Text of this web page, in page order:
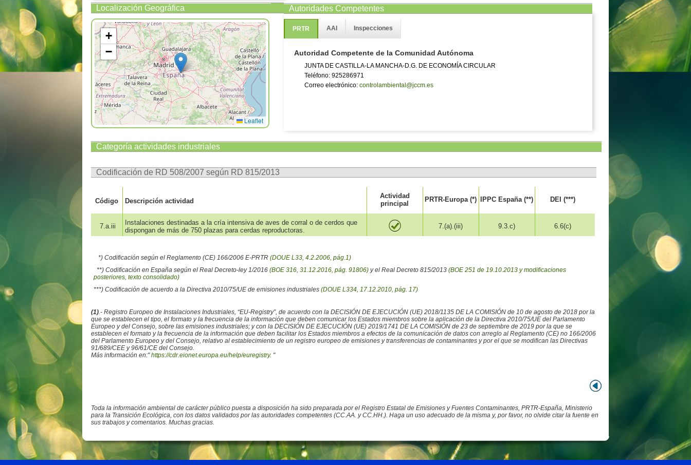
Localización Geográfica
+
−
Leaflet
Autoridades Competentes
PRTR AAI Inspecciones
Autoridad Competente de la Comunidad Autónoma
JUNTA DE CASTILLA-LA MANCHA-D.G. DE ECONOMÍA CIRCULAR
Teléfono: 925286971
Correo electrónico: controlambiental@jccm.es
Categoría actividades industriales
Codificación de RD 508/2007 según RD 815/2013
Código Descripción actividad
Actividad
principal
PRTR-Europa (*) IPPC España (**) DEI (***)
7.a.iii
Instalaciones destinadas a la cría intensiva de aves de corral o de cerdos que
dispongan de más de 750 plazas para cerdas reproductoras.
7.(a).(iii) 9.3.c) 6.6(c)
*) Codificación según el Reglamento (CE) 166/2006 E-PRTR (DOUE L33, 4.2.2006, pág.1)
**) Codificación en España según el Real Decreto-ley 1/2016 (BOE 316, 31.12.2016, pág. 91806)y el Real Decreto 815/2013 (BOE 251 de 19.10.2013 y modificaciones
posteriores, texto consolidado)
***) Codificación de acuerdo a la Directiva 2010/75/UE de emisiones industriales (DOUE L334, 17.12.2010, pág. 17)
(1).- Registro Europeo de Instalaciones Industriales, “EU-Registry”, de acuerdo con la DECISIÓN DE EJECUCIÓN (UE) 2018/1135 DE LA COMISIÓN de 10 de agosto de 2018 por la
que se establecen el tipo, el formato y la frecuencia de la información que deben comunicar los Estados miembros sobre la aplicación de la Directiva 2010/75/UE del Parlamento
Europeo y del Consejo, sobre las emisiones industriales; y con la DECISIÓN DE EJECUCIÓN (UE) 2019/1741 DE LA COMISIÓN de 23 de septiembre de 2019 por la que se
establecen el formato y la frecuencia de la información que deben facilitar los Estados miembros a efectos de la comunicación de datos con arreglo al Reglamento (CE) no 166/2006
del Parlamento Europeo y del Consejo, relativo al establecimiento de un registro europeo de emisiones y transferencias de contaminantes y por el que se modifican las Directivas
91/689/CEE y 96/61/CE del Consejo.
Más información en:"https://cdr.eionet.europa.eu/help/euregistry. "
Toda la información ambiental de carácter público puesta a disposición ha sido preparada por el Registro Estatal de Emisiones y Fuentes Contaminantes, PRTR-España, Ministerio
para la Transición Ecológica, con los datos validados por las autoridades competentes (CC.AA. y CC.HH.). Haga un uso adecuado de la misma y, por favor, no olvide citar la fuente en
sus trabajos y comentarios. Muchas gracias.